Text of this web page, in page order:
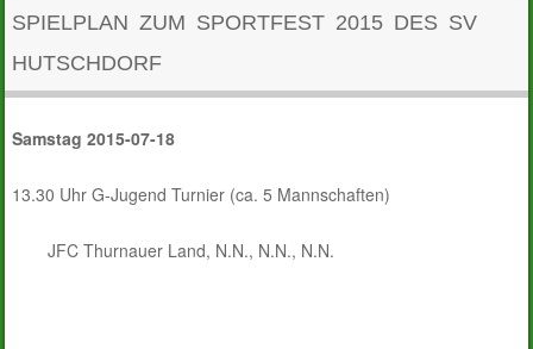
SPIELPLAN ZUM SPORTFEST 2015 DES SV
HUTSCHDORF
Samstag 2015-07-18
13.30 Uhr G-Jugend Turnier (ca. 5 Mannschaften)
JFC Thurnauer Land, N.N., N.N., N.N.